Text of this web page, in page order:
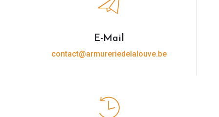
E-Mail
contact@armureriedelalouve.be